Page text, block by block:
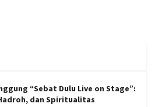
“Sebat Dulu Live on Stage”:
dan Spiritualitas